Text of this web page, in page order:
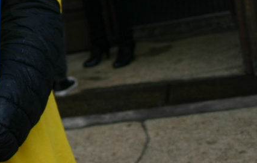
kliknij aby powiększyć